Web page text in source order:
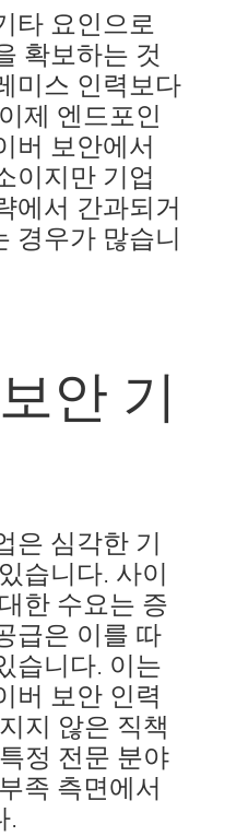
타 요인으로
확보하는 것
미스 인력보다
제 엔드포인
버 보안에서
이지만 기업
에서 간과되거
경우가 많습니
안 기
은 심각한 기
습니다. 사이
한 수요는 증
급은 이를 따
습니다. 이는
버 보안 인력
지 않은 직책
정 전문 분야
족 측면에서
.